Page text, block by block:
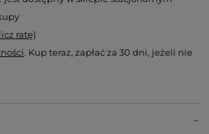
ratę)
. Kup teraz, zapłać za 30 dni, jeżeli nie